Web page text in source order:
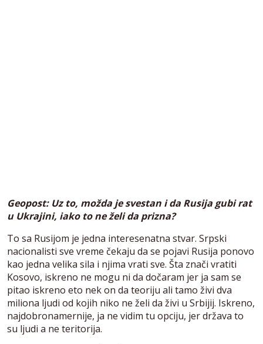
Geopost: Uz to, možda je svestan i da Rusija gubi rat
u Ukrajini, iako to ne želi da prizna?
To sa Rusijom je jedna interesenatna stvar. Srpski
nacionalisti sve vreme čekaju da se pojavi Rusija ponovo
kao jedna velika sila i njima vrati sve. Šta znači vratiti
Kosovo, iskreno ne mogu ni da dočaram jer ja sam se
pitao iskreno eto nek on da teoriju ali tamo živi dva
miliona ljudi od kojih niko ne želi da živi u Srbijij. Iskreno,
najdobronamernije, ja ne vidim tu opciju, jer država to
su ljudi a ne teritorija.